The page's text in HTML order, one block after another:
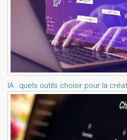
IA : quels outils choisir pour la